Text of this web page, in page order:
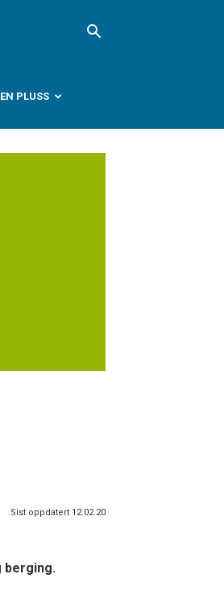
PLUSS
Sist oppdatert 12.02.20
berging.